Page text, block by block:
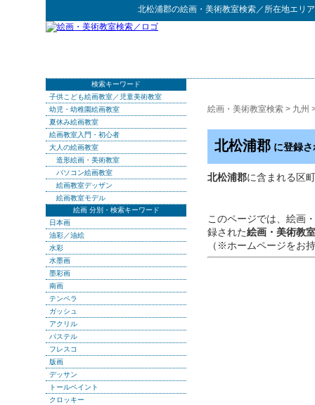
北松浦郡の絵画・美術教室検索／所在地エリ
絵画・美術教室検索 > 九州
北松浦郡 に登録
北松浦郡に含まれる区
このページでは、絵画
録された絵画・美術教室
（※ホームページをお
検索キーワード
子供こども絵画教室／児童美術教室
幼児・幼稚園絵画教室
夏休み絵画教室
絵画教室入門・初心者
大人の絵画教室
造形絵画・美術教室
パソコン絵画教室
絵画教室デッザン
絵画教室モデル
絵画 分別・検索キーワード
日本画
油彩／油絵
水彩
水墨画
墨彩画
南画
テンペラ
ガッシュ
アクリル
パステル
フレスコ
版画
デッサン
トールペイント
クロッキー